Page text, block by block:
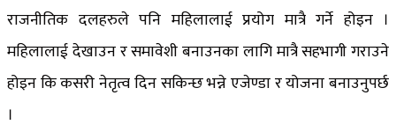
राजनीतिक दलहरुले पनि महिलालाई प्रयोग मात्रै गर्ने होइन ।
महिलालाई देखाउन र समावेशी बनाउनका लागि मात्रै सहभागी गराउने
होइन कि कसरी नेतृत्व दिन सकिन्छ भन्ने एजेण्डा र योजना बनाउनुपर्छ
।